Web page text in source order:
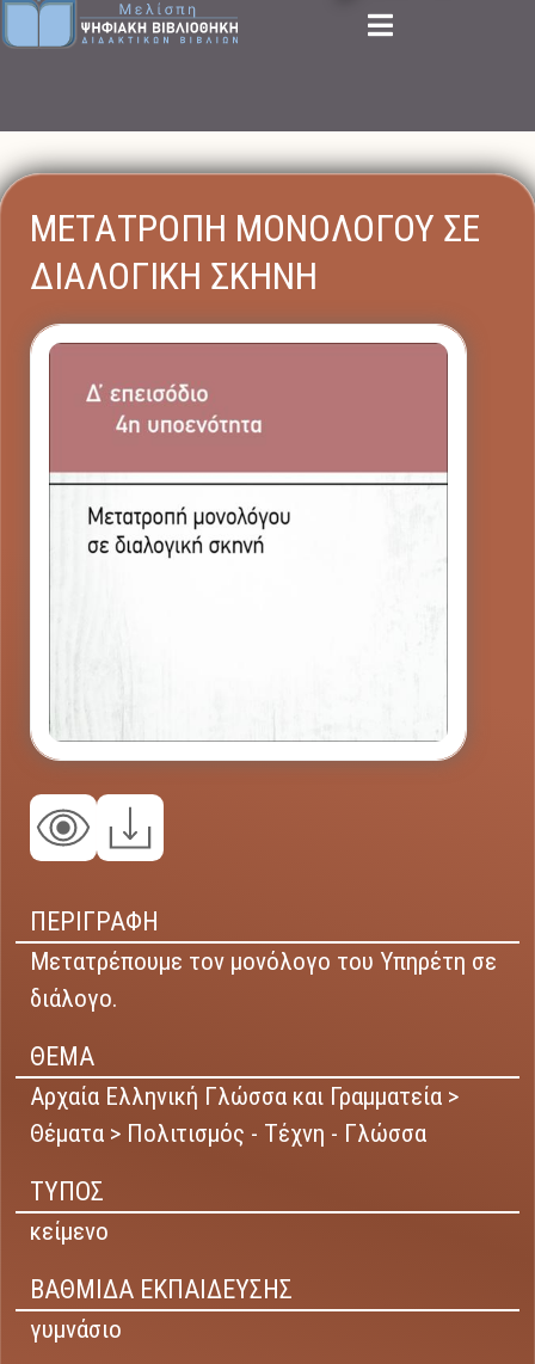
ΜΕΤΑΤΡΟΠΗ ΜΟΝΟΛΟΓΟΥ ΣΕ
ΔΙΑΛΟΓΙΚΗ ΣΚΗΝΗ
ΠΕΡΙΓΡΑΦΗ
Μετατρέπουμε τον μονόλογο του Υπηρέτη σε
διάλογο.
ΘΕΜΑ
Αρχαία Ελληνική Γλώσσα και Γραμματεία >
Θέματα > Πολιτισμός - Τέχνη - Γλώσσα
ΤΥΠΟΣ
κείμενο
ΒΑΘΜΙΔΑ ΕΚΠΑΙΔΕΥΣΗΣ
γυμνάσιο